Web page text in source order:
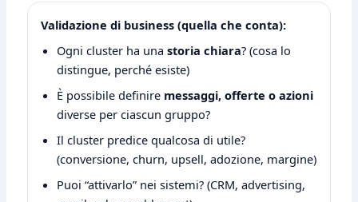
Validazione di business (quella che conta):
Ogni cluster ha unastoria chiara? (cosa lo
distingue, perché esiste)
È possibile definire messaggi, offerte o azioni
diverse per ciascun gruppo?
Il cluster predice qualcosa di utile?
(conversione, churn, upsell, adozione, margine)
Puoi “attivarlo” nei sistemi? (CRM, advertising,